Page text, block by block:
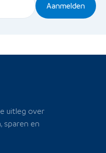
Aanmelden
uitleg over
sparen en